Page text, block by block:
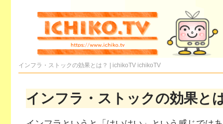
インフラ・ストックの効果とは？ | ichikoTV ichikoTV
インフラ・ストックの効果と